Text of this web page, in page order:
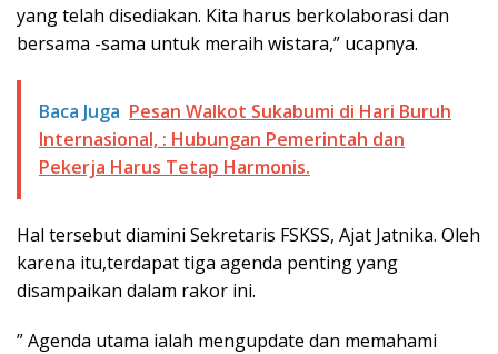
yang telah disediakan. Kita harus berkolaborasi dan
bersama -sama untuk meraih wistara,” ucapnya.
Baca Juga Pesan Walkot Sukabumi di Hari Buruh
Internasional, : Hubungan Pemerintah dan
Pekerja Harus Tetap Harmonis.
Hal tersebut diamini Sekretaris FSKSS, Ajat Jatnika. Oleh
karena itu,terdapat tiga agenda penting yang
disampaikan dalam rakor ini.
” Agenda utama ialah mengupdate dan memahami